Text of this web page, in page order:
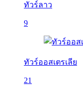
ทัวร์ลาว
9
ทัวร์ออสเตรเลีย
21